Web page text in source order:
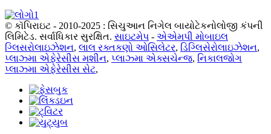
© કૉપિરાઇટ - 2010-2025 : સિચુઆન નિગેલ બાયોટેકનોલોજી કંપની
લિમિટેડ. સર્વાધિકાર સુરક્ષિત. સાઇટમેપ - એએમપી મોબાઇલ
ગ્લિસરોલાઇઝેશન, લાલ રક્તકણો ઓસિલેટર, ડિગ્લિસેરોલાઇઝેશન,
પ્લાઝ્મા એફેરેસીસ મશીન, પ્લાઝ્મા એક્સચેન્જ, નિકાલજોગ
પ્લાઝ્મા એફેરેસીસ સેટ,